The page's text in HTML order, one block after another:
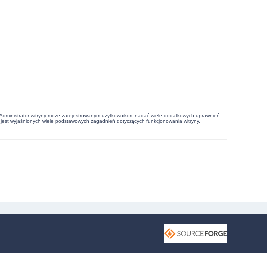
witryny może zarejestrowanym użytkownikom nadać wiele dodatkowych uprawnień.
wyjaśnionych wiele podstawowych zagadnień dotyczących funkcjonowania witryny.